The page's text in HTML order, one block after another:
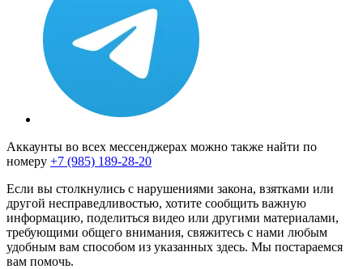
Аккаунты во всех мессенджерах можно также найти по
номеру +7 (985) 189-28-20
Если вы столкнулись с нарушениями закона, взятками или
другой несправедливостью, хотите сообщить важную
информацию, поделиться видео или другими материалами,
требующими общего внимания, свяжитесь с нами любым
удобным вам способом из указанных здесь. Мы постараемся
вам помочь.